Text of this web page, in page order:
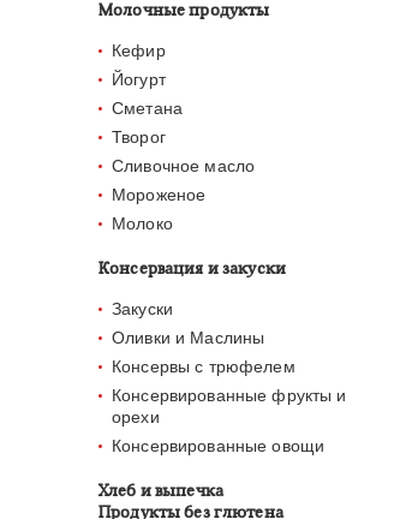
Молочные продукты
Кефир
Йогурт
Сметана
Творог
Cливочное масло
Мороженое
Молоко
Консервация и закуски
Закуски
Оливки и Маслины
Консервы с трюфелем
Консервированные фрукты и
орехи
Консервированные овощи
Хлеб и выпечка
Продукты без глютена